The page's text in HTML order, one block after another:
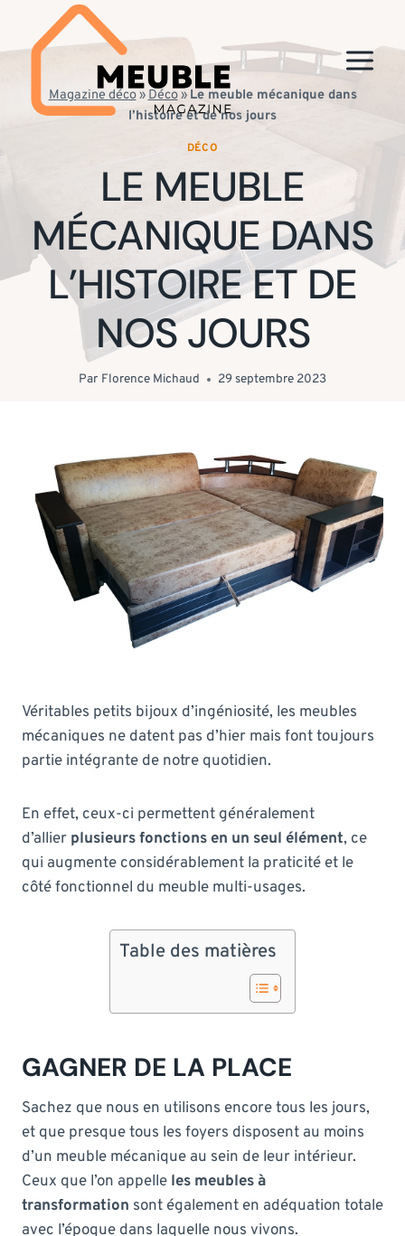
contenu
Magazine déco»Déco» Le meuble mécanique dans
l’histoire et de nos jours
DÉCO
LE MEUBLE
MÉCANIQUE DANS
L’HISTOIRE ET DE
NOS JOURS
Par Florence Michaud 29 septembre 2023
Véritables petits bijoux d’ingéniosité, les meubles
mécaniques ne datent pas d’hier mais font toujours
partie intégrante de notre quotidien.
En effet, ceux-ci permettent généralement
d’allier plusieurs fonctions en un seul élément, ce
qui augmente considérablement la praticité et le
côté fonctionnel du meuble multi-usages.
Table des matières
GAGNER DE LA PLACE
Sachez que nous en utilisons encore tous les jours,
et que presque tous les foyers disposent au moins
d’un meuble mécanique au sein de leur intérieur.
Ceux que l’on appelle les meubles à
transformation sont également en adéquation totale
avec l’époque dans laquelle nous vivons.